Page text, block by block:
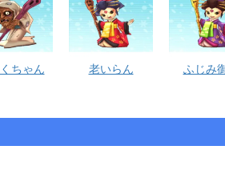
ちゃん 老いらん ふじみ